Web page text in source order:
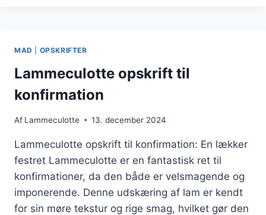
MAD OPSKRIFTER
Lammeculotte opskrift til
konfirmation
Af Lammeculotte 13. december 2024
Lammeculotte opskrift til konfirmation: En lækker
festret Lammeculotte er en fantastisk ret til
konfirmationer, da den både er velsmagende og
imponerende. Denne udskæring af lam er kendt
for sin møre tekstur og rige smag, hvilket gør den